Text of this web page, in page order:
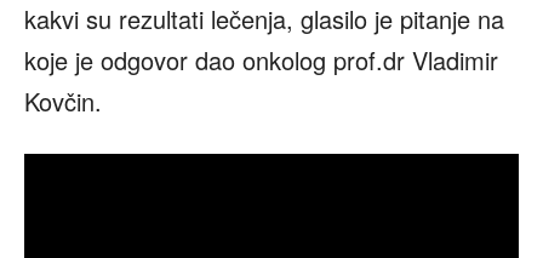
kakvi su rezultati lečenja, glasilo je pitanje na
koje je odgovor dao onkolog prof.dr Vladimir
Kovčin.